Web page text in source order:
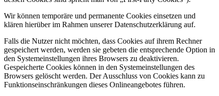
Wir können temporäre und permanente Cookies einsetzen und
klären hierüber im Rahmen unserer Datenschutzerklärung auf.
Falls die Nutzer nicht möchten, dass Cookies auf ihrem Rechner
gespeichert werden, werden sie gebeten die entsprechende Option in
den Systemeinstellungen ihres Browsers zu deaktivieren.
Gespeicherte Cookies können in den Systemeinstellungen des
Browsers gelöscht werden. Der Ausschluss von Cookies kann zu
Funktionseinschränkungen dieses Onlineangebotes führen.